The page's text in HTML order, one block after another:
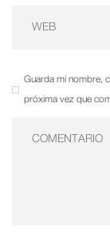
Guarda mi nombre,
próxima vez que